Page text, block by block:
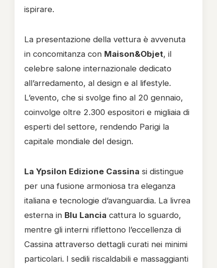
ispirare.
La presentazione della vettura è avvenuta
in concomitanza con Maison&Objet, il
celebre salone internazionale dedicato
all’arredamento, al design e al lifestyle.
L’evento, che si svolge fino al 20 gennaio,
coinvolge oltre 2.300 espositori e migliaia di
esperti del settore, rendendo Parigi la
capitale mondiale del design.
La Ypsilon Edizione Cassina si distingue
per una fusione armoniosa tra eleganza
italiana e tecnologie d’avanguardia. La livrea
esterna in Blu Lancia cattura lo sguardo,
mentre gli interni riflettono l’eccellenza di
Cassina attraverso dettagli curati nei minimi
particolari. I sedili riscaldabili e massaggianti